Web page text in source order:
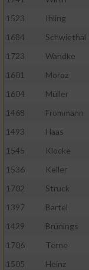
1523
Ihling
1684
Schwiethal
1723
Wandke
1601
Moroz
1604
Müller
1468
Frommann
1493
Haas
1545
Klocke
1536
Keller
1702
Struck
1397
Bartel
1429
Brünings
1706
Terne
1505
Heinz
Verwendung
Erstellung von
Verwendung von
Erstellung von
von Inhalten
Verwendung von
personalisierter
Messung der
Messung der